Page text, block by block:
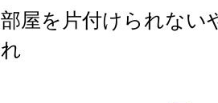
部屋を片付けられない
れ